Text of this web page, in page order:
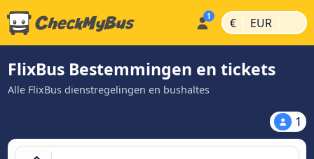
€ | EUR |
FlixBus Bestemmingen en tickets
Alle FlixBus dienstregelingen en bushaltes
1